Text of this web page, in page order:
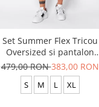
Set Summer Flex Tricou
Oversized si pantalon
scurt Baggy Grey
Anthracite
479,00 RON383,00 RON
S M L XL